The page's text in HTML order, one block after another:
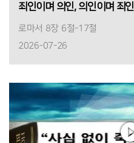
죄인이며 의인, 의인이며 죄인
로마서 8장 6절-17절
2026-07-26